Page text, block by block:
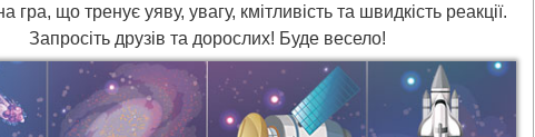
гра, що тренує уяву, увагу, кмітливість та швидкість реакції.
Запросіть друзів та дорослих! Буде весело!